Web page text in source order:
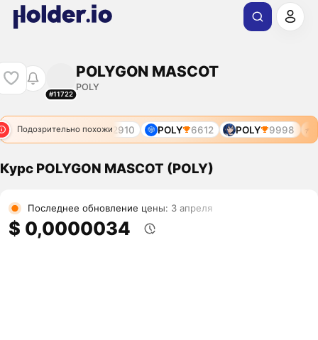
#11722
POLYGON MASCOT
POLY
Подозрительно похожи
POLY 2910 POLY 6612 POLY 9998
Курс POLYGON MASCOT (POLY)
Последнее обновление цены: 3 апреля
$ 0,0000034